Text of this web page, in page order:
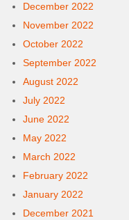
December 2022
November 2022
October 2022
September 2022
August 2022
July 2022
June 2022
May 2022
March 2022
February 2022
January 2022
December 2021